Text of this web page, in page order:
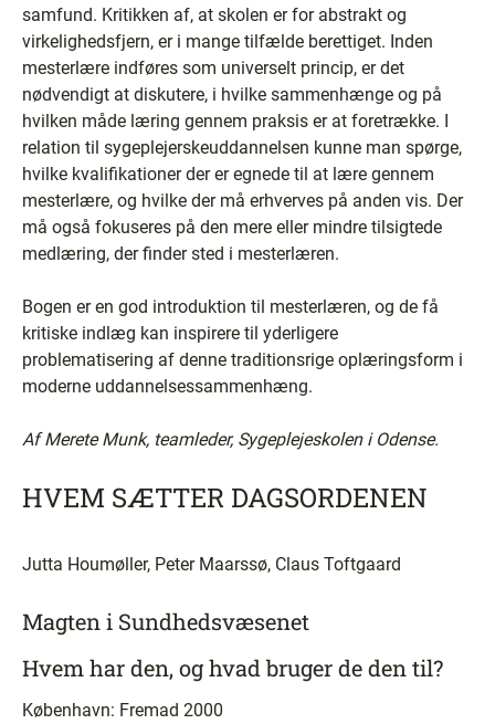
samfund. Kritikken af, at skolen er for abstrakt og
virkelighedsfjern, er i mange tilfælde berettiget. Inden
mesterlære indføres som universelt princip, er det
nødvendigt at diskutere, i hvilke sammenhænge og på
hvilken måde læring gennem praksis er at foretrække. I
relation til sygeplejerskeuddannelsen kunne man spørge,
hvilke kvalifikationer der er egnede til at lære gennem
mesterlære, og hvilke der må erhverves på anden vis. Der
må også fokuseres på den mere eller mindre tilsigtede
medlæring, der finder sted i mesterlæren.
Bogen er en god introduktion til mesterlæren, og de få
kritiske indlæg kan inspirere til yderligere
problematisering af denne traditionsrige oplæringsform i
moderne uddannelsessammenhæng.
Af Merete Munk, teamleder, Sygeplejeskolen i Odense.
HVEM SÆTTER DAGSORDENEN
Jutta Houmøller, Peter Maarssø, Claus Toftgaard
Magten i Sundhedsvæsenet
Hvem har den, og hvad bruger de den til?
København: Fremad 2000